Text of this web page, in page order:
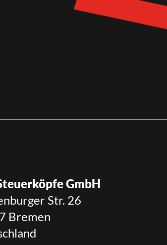
GmbH
Str. 26
Bremen